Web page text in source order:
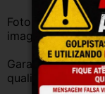
Fotos reais do
imagens.
Garantia válida
qualificado.